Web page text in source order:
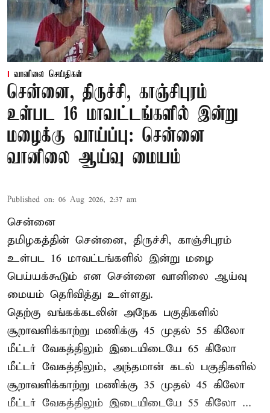
வானிலை செய்திகள்
சென்னை, திருச்சி, காஞ்சிபுரம்
உள்பட 16 மாவட்டங்களில் இன்று
மழைக்கு வாய்ப்பு: சென்னை
வானிலை ஆய்வு மையம்
Published on: 06 Aug 2026, 2:37 am
சென்னை
தமிழகத்தின் சென்னை, திருச்சி, காஞ்சிபுரம்
உள்பட 16 மாவட்டங்களில் இன்று மழை
பெய்யக்கூடும் என சென்னை வானிலை ஆய்வு
மையம் தெரிவித்து உள்ளது.
தெற்கு வங்கக்கடலின் அநேக பகுதிகளில்
சூறாவளிக்காற்று மணிக்கு 45 முதல் 55 கிலோ
மீட்டர் வேகத்திலும் இடையிடையே 65 கிலோ
மீட்டர் வேகத்திலும், அந்தமான் கடல் பகுதிகளில்
சூறாவளிக்காற்று மணிக்கு 35 முதல் 45 கிலோ
மீட்டர் வேகத்திலும் இடையிடையே 55 கிலோ ...